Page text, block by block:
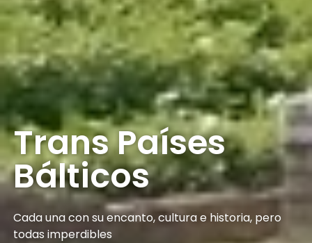
Trans Países
Bálticos
Cada una con su encanto, cultura e historia, pero
todas imperdibles